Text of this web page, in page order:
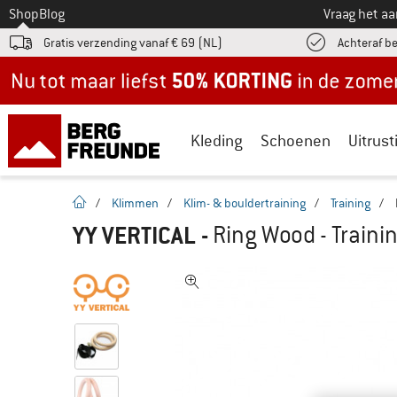
Naar
ShopBlog Vraag het
Gratis verzending vanaf € 69 (NL) Achteraf
Kleding Schoenen
Startpagina
/ Klimmen / Klim- & bouldertraining / Training /
YY VERTICAL - Ring Wood -